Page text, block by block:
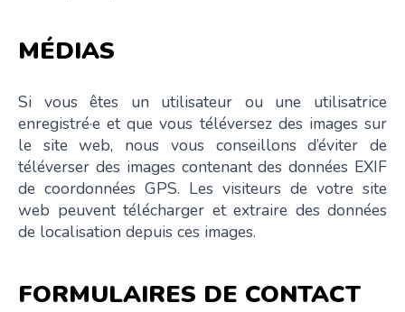
MÉDIAS
Si vous êtes un utilisateur ou une utilisatrice
enregistré·e et que vous téléversez des images sur
le site web, nous vous conseillons d’éviter de
téléverser des images contenant des données EXIF
de coordonnées GPS. Les visiteurs de votre site
web peuvent télécharger et extraire des données
de localisation depuis ces images.
FORMULAIRES DE CONTACT